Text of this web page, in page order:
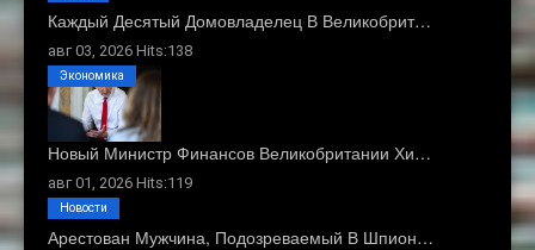
Каждый Десятый Домовладелец В Великобрит…
авг 03, 2026 Hits:138
Новый Министр Финансов Великобритании Хи…
авг 01, 2026 Hits:119
Экономика
Арестован Мужчина, Подозреваемый В Шпион…
Новости